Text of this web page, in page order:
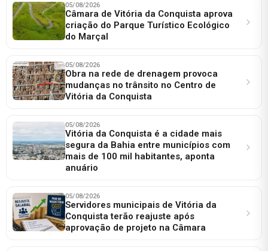
05/08/2026
Câmara de Vitória da Conquista aprova
criação do Parque Turístico Ecológico
do Marçal
05/08/2026
Obra na rede de drenagem provoca
mudanças no trânsito no Centro de
Vitória da Conquista
05/08/2026
Vitória da Conquista é a cidade mais
segura da Bahia entre municípios com
mais de 100 mil habitantes, aponta
anuário
05/08/2026
Servidores municipais de Vitória da
Conquista terão reajuste após
aprovação de projeto na Câmara